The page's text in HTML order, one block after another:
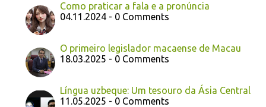
Como praticar a fala e a pronúncia
04.11.2024 - 0 Comments
O primeiro legislador macaense de Macau
18.03.2025 - 0 Comments
Língua uzbeque: Um tesouro da Ásia Central
11.05.2025 - 0 Comments